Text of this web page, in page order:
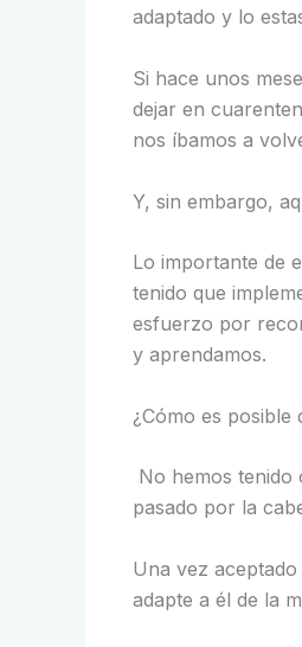
adaptado y lo
Si hace unos
dejar en
nos íbamos a
Y, sin embargo,
Lo importante de
tenido que
esfuerzo por
y aprendamos.
¿Cómo es posible
No hemos tenido
pasado por la
Una vez
adapte a él de la